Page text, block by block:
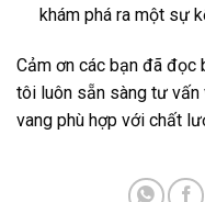
khám phá ra một sự
Cảm ơn các bạn đã đọc
tôi luôn sẵn sàng tư
vang phù hợp với chất